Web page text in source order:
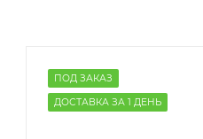
ПОД ЗАКАЗ
ДОСТАВКА ЗА 1 ДЕНЬ